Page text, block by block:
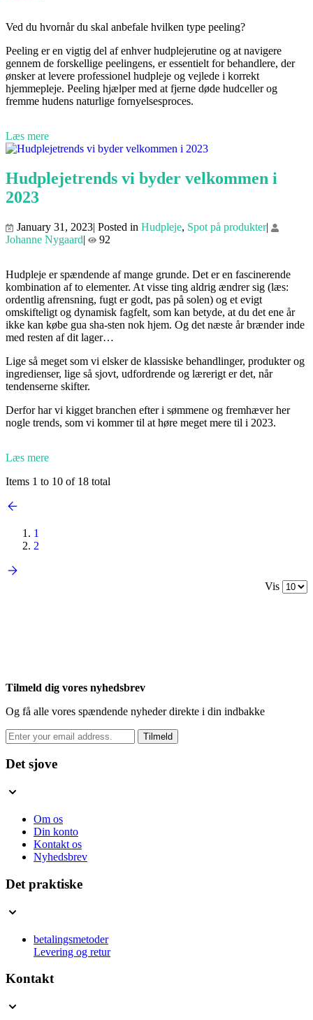
Ved du hvornår du skal anbefale hvilken type peeling?
Peeling er en vigtig del af enhver hudplejerutine og at navigere
gennem de forskellige peelingens, er essentielt for behandlere, der
ønsker at levere professionel hudpleje og vejlede i korrekt
hjemmepleje. Peeling hjælper med at fjerne døde hudceller og
fremme hudens naturlige fornyelsesproces.
Læs mere
Hudplejetrends vi byder velkommen i
2023
January 31, 2023| Posted in Hudpleje, Spot på produkter|
Johanne Nygaard| 92
Hudpleje er spændende af mange grunde. Det er en fascinerende
kombination af to elementer. At visse ting aldrig ændrer sig (læs:
ordentlig afrensning, fugt er godt, pas på solen) og et evigt
omskifteligt og dynamisk fagfelt, som kan betyde, at du det ene år
ikke kan købe gua sha-sten nok hjem. Og det næste år brænder inde
med resten af dit lager…
Lige så meget som vi elsker de klassiske behandlinger, produkter og
ingredienser, lige så sjovt, udfordrende og lærerigt er det, når
tendenserne skifter.
Derfor har vi kigget branchen efter i sømmene og fremhæver her
nogle trends, som vi kommer til at høre meget mere til i 2023.
Læs mere
Items 1 to 10 of 18 total
1
2
Vis
Tilmeld dig vores nyhedsbrev
Og få alle vores spændende nyheder direkte i din indbakke
E-
mail
adresse
Tilmeld
Det sjove
Om os
Din konto
Kontakt os
Nyhedsbrev
Det praktiske
betalingsmetoder
Levering og retur
Kontakt